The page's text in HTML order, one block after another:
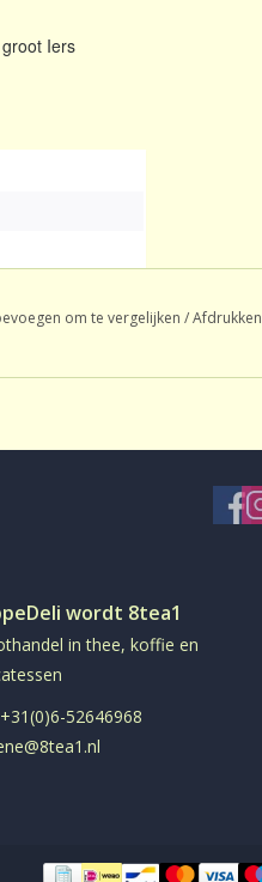
Iers
om te vergelijken /Afdrukken
wordt 8tea1
in thee, koffie en
+31(0)6-52646968